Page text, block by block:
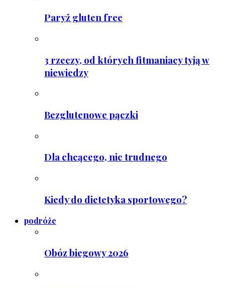
Paryż gluten free
3 rzeczy, od których fitmaniacy tyją w
niewiedzy
Bezglutenowe pączki
Dla chcącego, nic trudnego
Kiedy do dietetyka sportowego?
podróże
Obóz biegowy 2026